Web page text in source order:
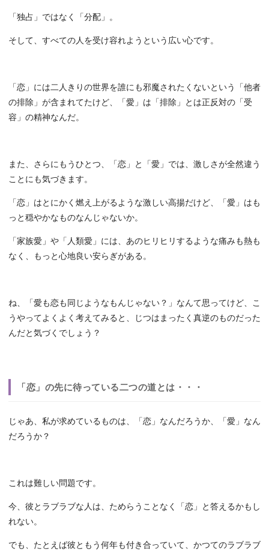
「独占」ではなく「分配」。
そして、すべての人を受け容れようという広い心です。
「恋」には二人きりの世界を誰にも邪魔されたくないという「他者
の排除」が含まれてたけど、「愛」は「排除」とは正反対の「受
容」の精神なんだ。
また、さらにもうひとつ、「恋」と「愛」では、激しさが全然違う
ことにも気づきます。
「恋」はとにかく燃え上がるような激しい高揚だけど、「愛」はも
っと穏やかなものなんじゃないか。
「家族愛」や「人類愛」には、あのヒリヒリするような痛みも熱も
なく、もっと心地良い安らぎがある。
ね、「愛も恋も同じようなもんじゃない？」なんて思ってけど、こ
うやってよくよく考えてみると、じつはまったく真逆のものだった
んだと気づくでしょう？
「恋」の先に待っている二つの道とは・・・
じゃあ、私が求めているものは、「恋」なんだろうか、「愛」なん
だろうか？
これは難しい問題です。
今、彼とラブラブな人は、ためらうことなく「恋」と答えるかもし
れない。
でも、たとえば彼ともう何年も付き合っていて、かつてのラブラブ